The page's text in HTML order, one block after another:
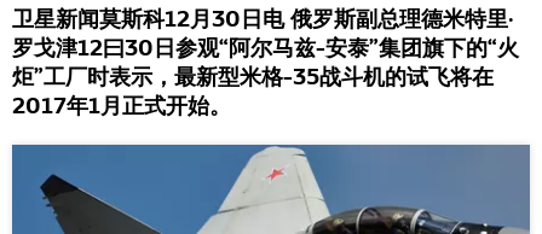
卫星新闻莫斯科12月30日电 俄罗斯副总理德米特里·
罗戈津12曰30日参观“阿尔马兹-安泰”集团旗下的“火
炬”工厂时表示，最新型米格-35战斗机的试飞将在
2017年1月正式开始。